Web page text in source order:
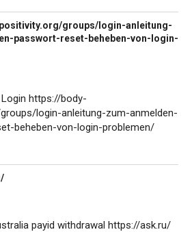
groups/login-anleitung-
passwort-reset-beheben-von-login-
https://body-
login-anleitung-zum-anmelden-
beheben-von-login-problemen/
payid withdrawal https://ask.ru/